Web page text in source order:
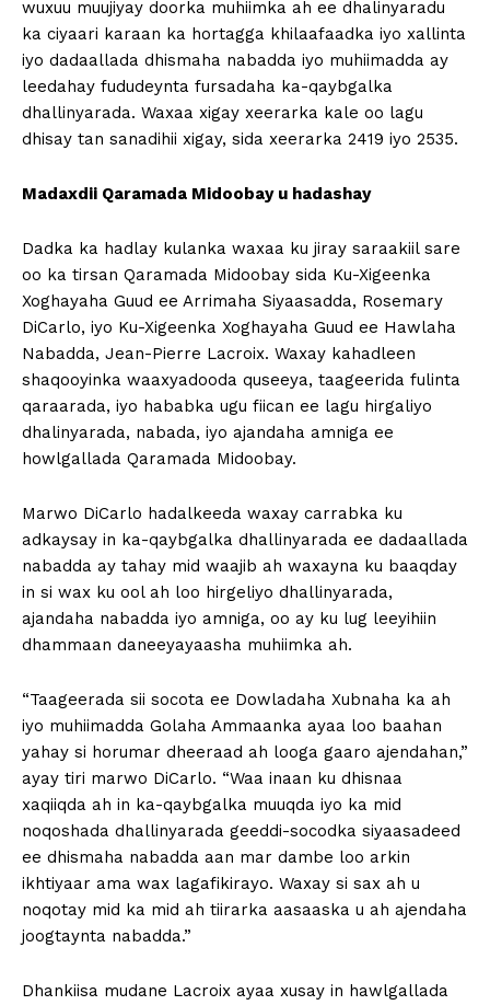
wuxuu muujiyay doorka muhiimka ah ee dhalinyaradu
ka ciyaari karaan ka hortagga khilaafaadka iyo xallinta
iyo dadaallada dhismaha nabadda iyo muhiimadda ay
leedahay fududeynta fursadaha ka-qaybgalka
dhallinyarada. Waxaa xigay xeerarka kale oo lagu
dhisay tan sanadihii xigay, sida xeerarka 2419 iyo 2535.
Madaxdii Qaramada Midoobay u hadashay
Dadka ka hadlay kulanka waxaa ku jiray saraakiil sare
oo ka tirsan Qaramada Midoobay sida Ku-Xigeenka
Xoghayaha Guud ee Arrimaha Siyaasadda, Rosemary
DiCarlo, iyo Ku-Xigeenka Xoghayaha Guud ee Hawlaha
Nabadda, Jean-Pierre Lacroix. Waxay kahadleen
shaqooyinka waaxyadooda quseeya, taageerida fulinta
qaraarada, iyo hababka ugu fiican ee lagu hirgaliyo
dhalinyarada, nabada, iyo ajandaha amniga ee
howlgallada Qaramada Midoobay.
Marwo DiCarlo hadalkeeda waxay carrabka ku
adkaysay in ka-qaybgalka dhallinyarada ee dadaallada
nabadda ay tahay mid waajib ah waxayna ku baaqday
in si wax ku ool ah loo hirgeliyo dhallinyarada,
ajandaha nabadda iyo amniga, oo ay ku lug leeyihiin
dhammaan daneeyayaasha muhiimka ah.
“Taageerada sii socota ee Dowladaha Xubnaha ka ah
iyo muhiimadda Golaha Ammaanka ayaa loo baahan
yahay si horumar dheeraad ah looga gaaro ajendahan,”
ayay tiri marwo DiCarlo. “Waa inaan ku dhisnaa
xaqiiqda ah in ka-qaybgalka muuqda iyo ka mid
noqoshada dhallinyarada geeddi-socodka siyaasadeed
ee dhismaha nabadda aan mar dambe loo arkin
ikhtiyaar ama wax lagafikirayo. Waxay si sax ah u
noqotay mid ka mid ah tiirarka aasaaska u ah ajendaha
joogtaynta nabadda.”
Dhankiisa mudane Lacroix ayaa xusay in hawlgallada